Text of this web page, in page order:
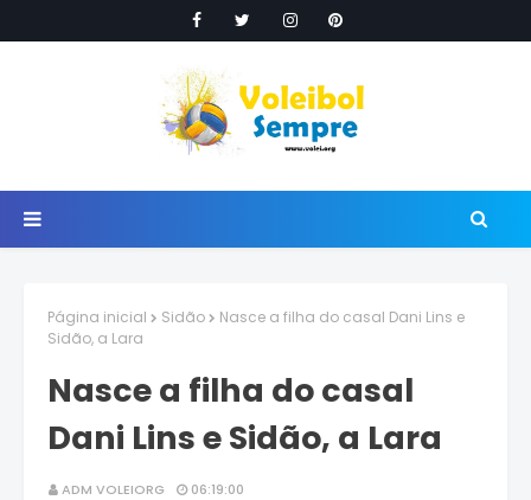
Página inicial Sidão
Nasce a filha do casal Dani Lins e
Sidão, a Lara
Nasce a filha do casal
Dani Lins e Sidão, a Lara
ADM VOLEIORG 06:19:00